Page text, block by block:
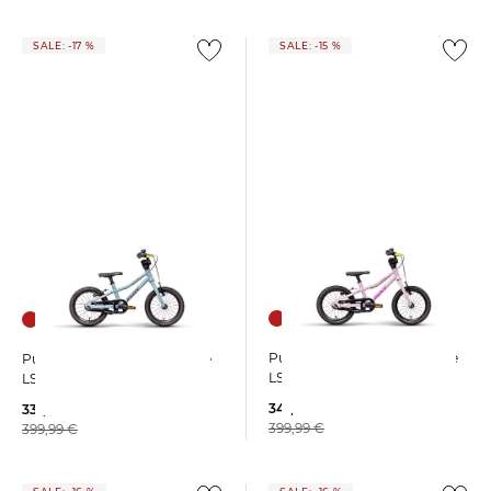
SALE: -17 %
Puky | Kinder Mountainbike
LS-PRO 14
331,99 €
399,99 €
SALE: -15 %
Puky | Kinder Mountainbike
LS-PRO 14
341,49 €
399,99 €